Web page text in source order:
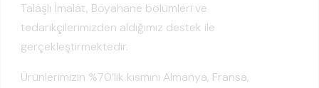
Talaşlı İmalat, Boyahane bölümleri ve
tedarikçilerimizden aldığımız destek ile
gerçekleştirmektedir.
Ürünlerimizin %70’lik kısmını Almanya, Fransa,